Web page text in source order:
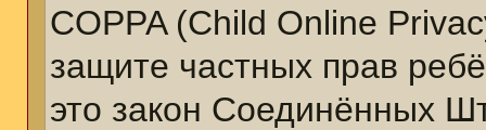
COPPA (Child Online
защите частных прав
это закон Соединённых